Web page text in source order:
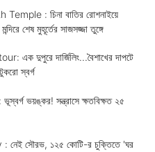
: চিনা বাতির রোশনাইয়ে
শেষ মুহূর্তের সাজসজ্জা তুঙ্গে
এক দুপুরে দার্জিলিং...বৈশাখের দাপটে
স্বর্গ
সৌরভ, ১২৫ কোটি-র চুক্তিতে 'ঘর